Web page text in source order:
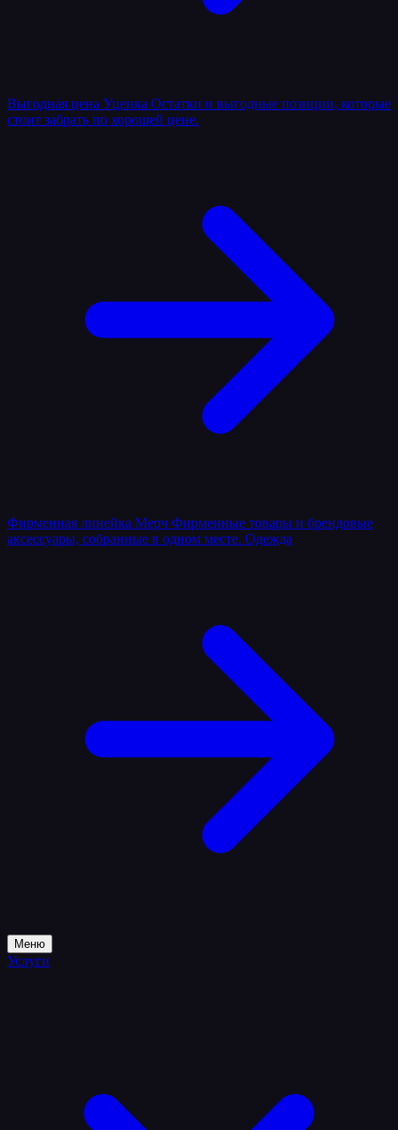
Выгодная цена Уценка Остатки и выгодные позиции, которые
стоит забрать по хорошей цене.
Фирменная линейка Мерч Фирменные товары и брендовые
аксессуары, собранные в одном месте. Одежда
Меню
Услуги